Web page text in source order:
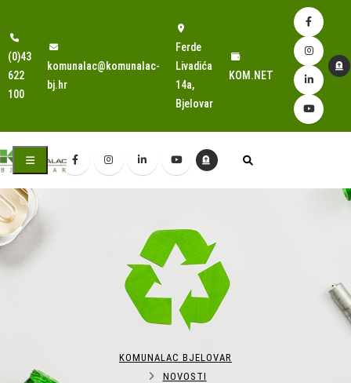
(0)43
622
100
komunalac@komunalac-
bj.hr
Ferde
Livadića
14a,
Bjelovar
KOM.NET
KOMUNALAC BJELOVAR
NOVOSTI